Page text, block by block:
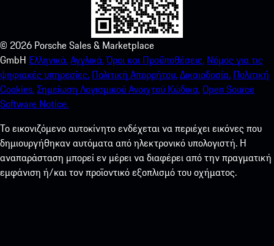
© 2026 Porsche Sales & Marketplace
GmbH Ελληνικά.Αγγλικά.Όροι και Προϋποθέσεις. Νόμος για τις
ψηφιακές υπηρεσίες. Πολιτική Απορρήτου.Δικαιοδοσία. Πολιτική
Cookies.Σημείωση Λογισμικού Ανοιχτού Κώδικα.Open Source
Software Notice.
Το εικονιζόμενο αυτοκίνητο ενδέχεται να περιέχει εικόνες που
δημιουργήθηκαν αυτόματα από ηλεκτρονικό υπολογιστή. Η
αναπαράσταση μπορεί εν μέρει να διαφέρει από την πραγματική
εμφάνιση ή/και τον προϊοντικό εξοπλισμό του οχήματος.